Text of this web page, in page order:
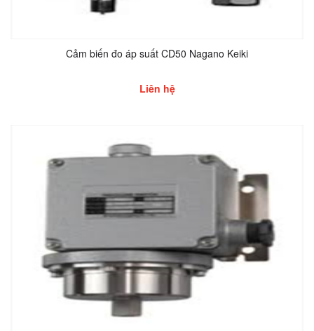
Cảm biến đo áp suất CD50 Nagano Keiki
Liên hệ